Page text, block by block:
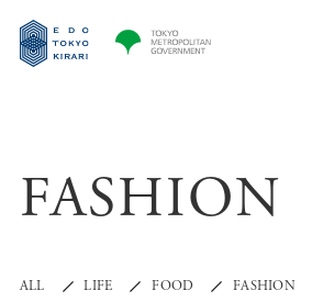
FASHION
ALL LIFE FOOD FASHION